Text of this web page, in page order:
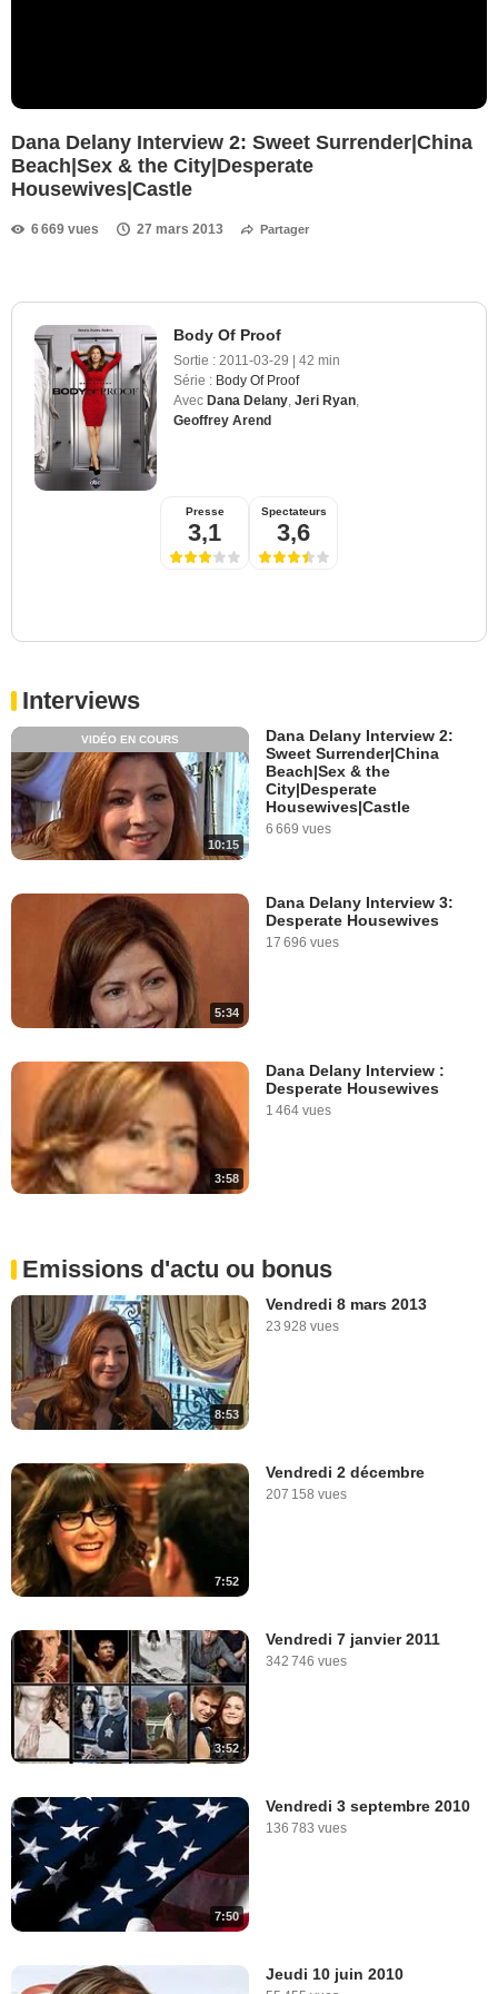
Dana Delany Interview 2: Sweet Surrender|China
Beach|Sex & the City|Desperate
Housewives|Castle
6 669 vues 27 mars 2013 Partager
Body Of Proof
Sortie : 2011-03-29 | 42 min
Série : Body Of Proof
Avec Dana Delany Jeri Ryan
Geoffrey Arend
Presse
3,1
Spectateurs
3,6
Interviews
10:15
VIDÉO EN COURS
Dana Delany Interview 2:
Sweet Surrender|China
Beach|Sex & the
City|Desperate
Housewives|Castle
6 669 vues
5:34
Dana Delany Interview 3:
Desperate Housewives
17 696 vues
3:58
Dana Delany Interview :
Desperate Housewives
1 464 vues
Emissions d'actu ou bonus
8:53
Vendredi 8 mars 2013
23 928 vues
7:52
Vendredi 2 décembre
207 158 vues
3:52
Vendredi 7 janvier 2011
342 746 vues
7:50
Vendredi 3 septembre 2010
136 783 vues
Jeudi 10 juin 2010